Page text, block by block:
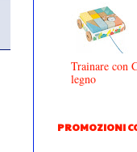
Trainare con
legno
PROMOZIONI